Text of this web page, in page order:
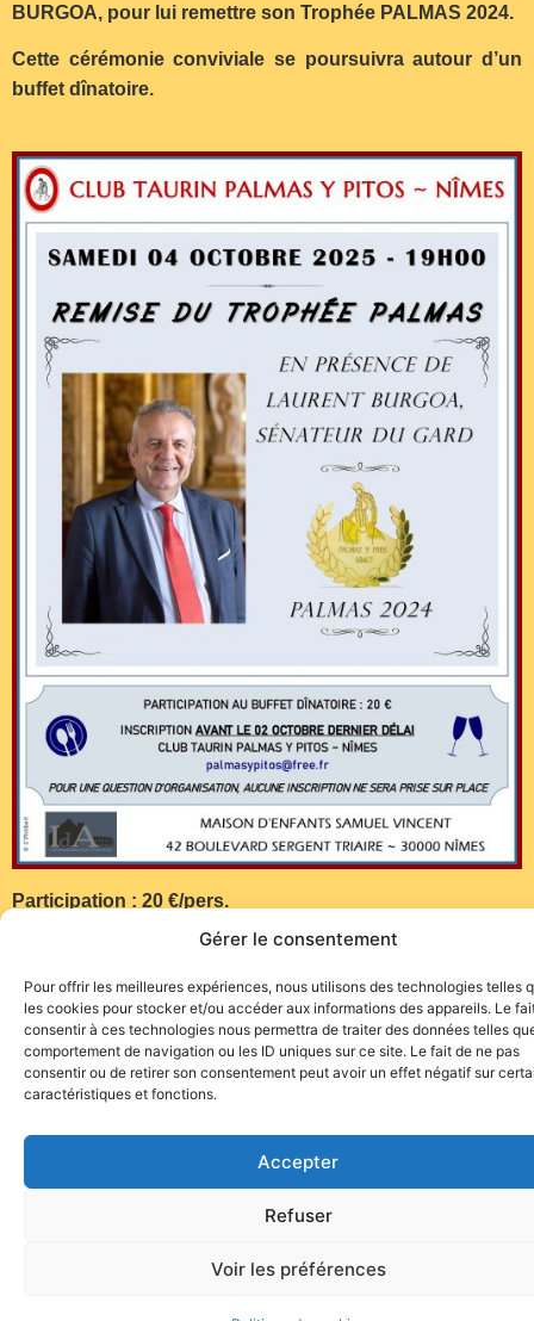
Gérer le consentement
Pour offrir les meilleures expériences, nous utilisons des technologies telles
les cookies pour stocker et/ou accéder aux informations des appareils. Le
consentir à ces technologies nous permettra de traiter des données telles
comportement de navigation ou les ID uniques sur ce site. Le fait de ne pas
consentir ou de retirer son consentement peut avoir un effet négatif sur
caractéristiques et fonctions.
Accepter
Refuser
Voir les préférences
BURGOA, pour lui remettre son Trophée PALMAS 2024.
Cette cérémonie conviviale se poursuivra autour d’un
buffet dînatoire.
Participation : 20 €/pers.
Important : inscription avant le 02 octobre…